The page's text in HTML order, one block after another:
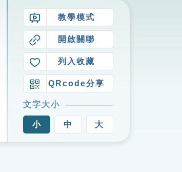
教學模式
開啟關聯
列入收藏
QRcode分享
文字大小
小 中 大